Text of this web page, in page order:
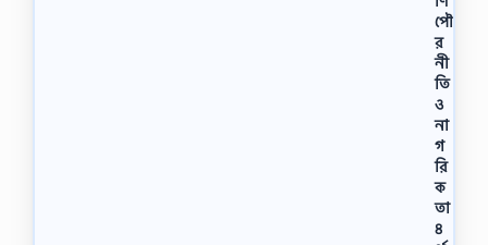
পৌ
র
নী
তি
ও
না
গ
রি
ক
তা
৪